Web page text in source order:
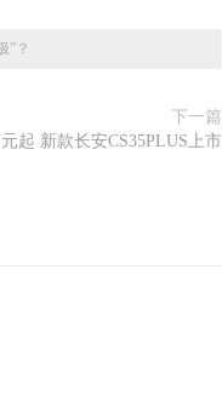
”？
下一篇
起 新款长安CS35PLUS上市